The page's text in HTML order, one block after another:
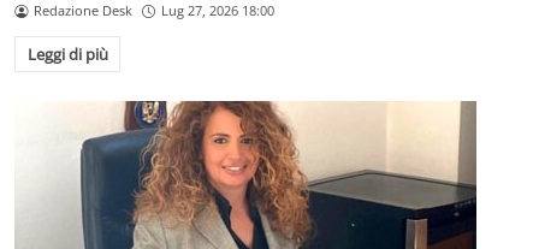
Redazione Desk Lug 27, 2026 18:00
Leggi di più